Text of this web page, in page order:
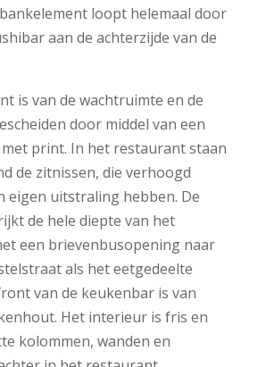
loopt helemaal door
aan de achterzijde van de
is van de wachtruimte en de
door middel van een
print. In het restaurant staan
de zitnissen, die verhoogd
eigen uitstraling hebben. De
de hele diepte van het
een brievenbusopening naar
als het eetgedeelte
van de keukenbar is van
Het interieur is fris en
kolommen, wanden en